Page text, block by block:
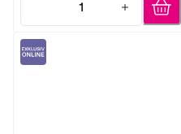
1
Quantity: 1